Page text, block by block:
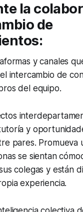
la
de
y canales
intercambio de
del equipo.
y
pares. Promueva
se sientan
colegas y están
experiencia.